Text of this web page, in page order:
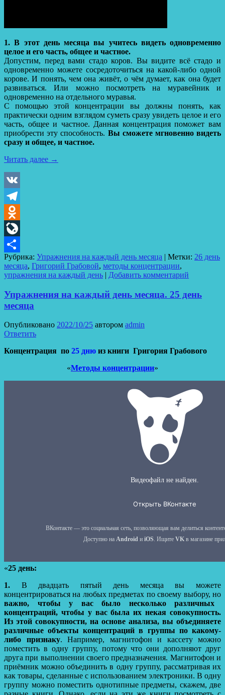
1. В этот день месяца вы учитесь видеть одновременно
целое и его часть, общее и частное.
Допустим, перед вами стадо коров. Вы видите всё стадо и
одновременно можете сосредоточиться на какой-либо одной
корове. И понять, чем она живёт, о чём думает, как она будет
развиваться. Или можно посмотреть на муравейник и
одновременно на отдельного муравья.
С помощью этой концентрации вы должны понять, как
практически одним взглядом суметь сразу увидеть целое и его
часть, общее и частное. Данная концентрация поможет вам
приобрести эту способность. Вы сможете мгновенно видеть
сразу и общее, и частное.
Читать далее →
VK
Telegram
Odnoklassniki
LiveJournal
Отправить
Рубрика: Упражнения на каждый день месяца | Метки: 26 день
месяца, Григорий Грабовой, методы концентрации,
упражнения на каждый день | Добавить комментарий
Упражнения на каждый день месяца. 25 день
месяца
Опубликовано 2022/10/25 автором admin
Ответить
Концентрация по 25 дню из книги Григория Грабового
«Методы концентрации»
«25 день:
1. В двадцать пятый день месяца вы можете
концентрироваться на любых предметах по своему выбору, но
важно, чтобы у вас было несколько различных
концентраций, чтобы у вас была их некая совокупность.
Из этой совокупности, на основе анализа, вы объединяете
различные объекты концентраций в группы по какому-
либо признаку. Например, магнитофон и кассету можно
поместить в одну группу, потому что они дополняют друг
друга при выполнении своего предназначения. Магнитофон и
приёмник можно объединить в одну группу, рассматривая их
как товары, сделанные с использованием электроники. В одну
группу можно поместить однотипные предметы, скажем, две